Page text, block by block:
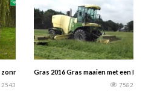
zonnetje loopt deze Porsche Diesel Junior 108
2543
Gras 2016 Gras maaien met een Krone
7582